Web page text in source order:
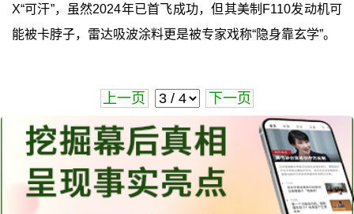
X“可汗”，虽然2024年已首飞成功，但其美制F110发动机可
能被卡脖子，雷达吸波涂料更是被专家戏称“隐身靠玄学”。
上一页 下一页